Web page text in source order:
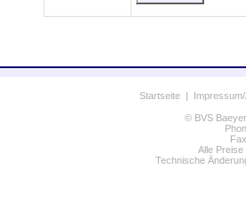
Startseite |
© BVS
Alle
Technische